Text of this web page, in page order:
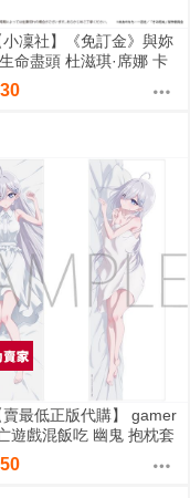
小凜社】《免訂金》與妳
命盡頭 杜滋琪·席娜 卡
美 黎吉·星蘭 莫德·亞里
夾附登山扣
賣最低正版代購】 gamer
遊戲混飯吃 幽鬼 抱枕套